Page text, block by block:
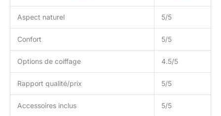
Aspect naturel 5/5
Confort 5/5
Options de coiffage 4.5/5
Rapport qualité/prix 5/5
Accessoires inclus 5/5